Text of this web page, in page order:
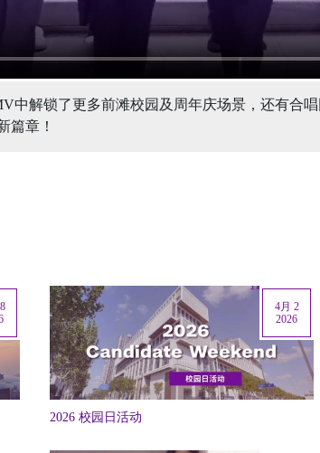
中解锁了更多前滩校园及周年庆场景，还有合唱
篇章！
2026 校园日活动
4月 2
2026